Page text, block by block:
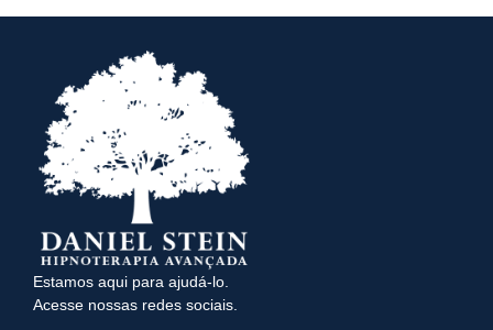
Estamos aqui para ajudá-lo.
Acesse nossas redes sociais.